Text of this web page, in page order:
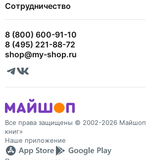
Сотрудничество
8 (800) 600-91-10
8 (495) 221-88-72
shop@my-shop.ru
Все права защищены © 2002-2026 Майшоп
книг»
Наше приложение